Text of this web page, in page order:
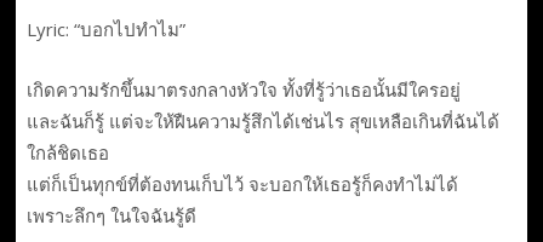
Lyric: “บอกไปทำไม”
เกิดความรักขึ้นมาตรงกลางหัวใจ ทั้งที่รู้ว่าเธอนั้นมีใครอยู่
และฉันก็รู้ แต่จะให้ฝืนความรู้สึกได้เช่นไร สุขเหลือเกินที่ฉันได้
ใกล้ชิดเธอ
แต่ก็เป็นทุกข์ที่ต้องทนเก็บไว้ จะบอกให้เธอรู้ก็คงทำไม่ได้
เพราะลึกๆ ในใจฉันรู้ดี